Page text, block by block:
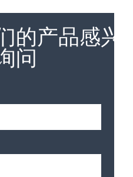
的产品感兴
问